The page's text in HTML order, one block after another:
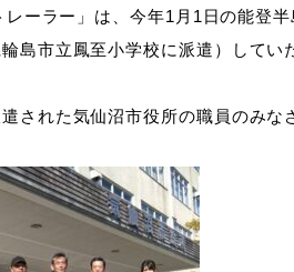
ーラー」は、今年1月1日の能登
島市立鳳至小学校に派遣）してい
された気仙沼市役所の職員のみな